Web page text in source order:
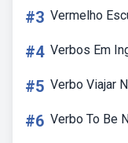
#3 Vermelho
#4 Verbos Em
#5 Verbo Viajar
#6 Verbo To Be